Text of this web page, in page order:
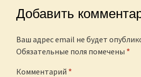
Добавить
Ваш адрес email не будет
Обязательные поля помечены *
Комментарий *